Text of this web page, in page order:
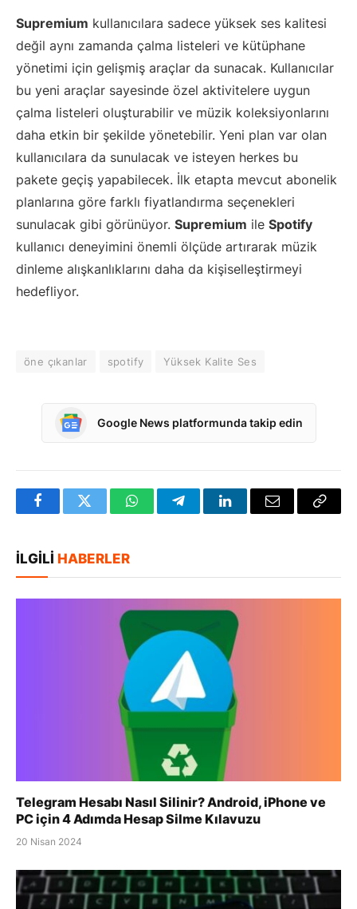
Supremium kullanıcılara sadece yüksek ses kalitesi
değil aynı zamanda çalma listeleri ve kütüphane
yönetimi için gelişmiş araçlar da sunacak. Kullanıcılar
bu yeni araçlar sayesinde özel aktivitelere uygun
çalma listeleri oluşturabilir ve müzik koleksiyonlarını
daha etkin bir şekilde yönetebilir. Yeni plan var olan
kullanıcılara da sunulacak ve isteyen herkes bu
pakete geçiş yapabilecek. İlk etapta mevcut abonelik
planlarına göre farklı fiyatlandırma seçenekleri
sunulacak gibi görünüyor. Supremium ile Spotify
kullanıcı deneyimini önemli ölçüde artırarak müzik
dinleme alışkanlıklarını daha da kişiselleştirmeyi
hedefliyor.
öne çıkanlar spotify Yüksek Kalite Ses
Google News platformunda takip edin
FacebookTwitter WhatsAppTelegramLinkedInE-
İLGILI HABERLER
Telegram Hesabı Nasıl Silinir? Android, iPhone ve
PC için 4 Adımda Hesap Silme Kılavuzu
20 Nisan 2024